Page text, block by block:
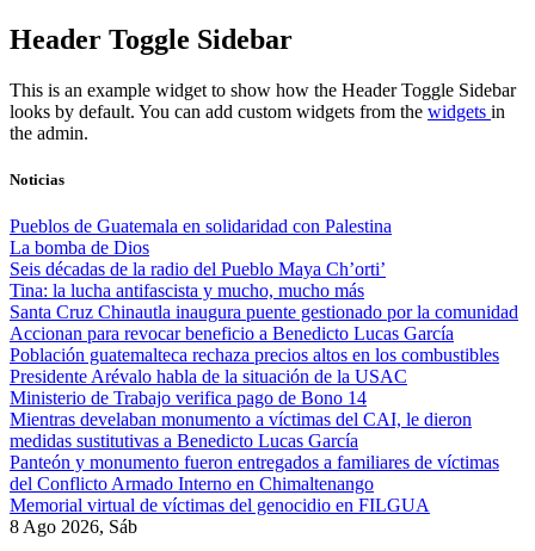
Skip
to
Header Toggle Sidebar
This is an example widget to show how the Header Toggle Sidebar
looks by default. You can add custom widgets from the widgets in
the admin.
Noticias
Pueblos de Guatemala en solidaridad con Palestina
La bomba de Dios
Seis décadas de la radio del Pueblo Maya Ch’orti’
Tina: la lucha antifascista y mucho, mucho más
Santa Cruz Chinautla inaugura puente gestionado por la comunidad
Accionan para revocar beneficio a Benedicto Lucas García
Población guatemalteca rechaza precios altos en los combustibles
Presidente Arévalo habla de la situación de la USAC
Ministerio de Trabajo verifica pago de Bono 14
Mientras develaban monumento a víctimas del CAI, le dieron
medidas sustitutivas a Benedicto Lucas García
Panteón y monumento fueron entregados a familiares de víctimas
del Conflicto Armado Interno en Chimaltenango
Memorial virtual de víctimas del genocidio en FILGUA
8 Ago 2026, Sáb